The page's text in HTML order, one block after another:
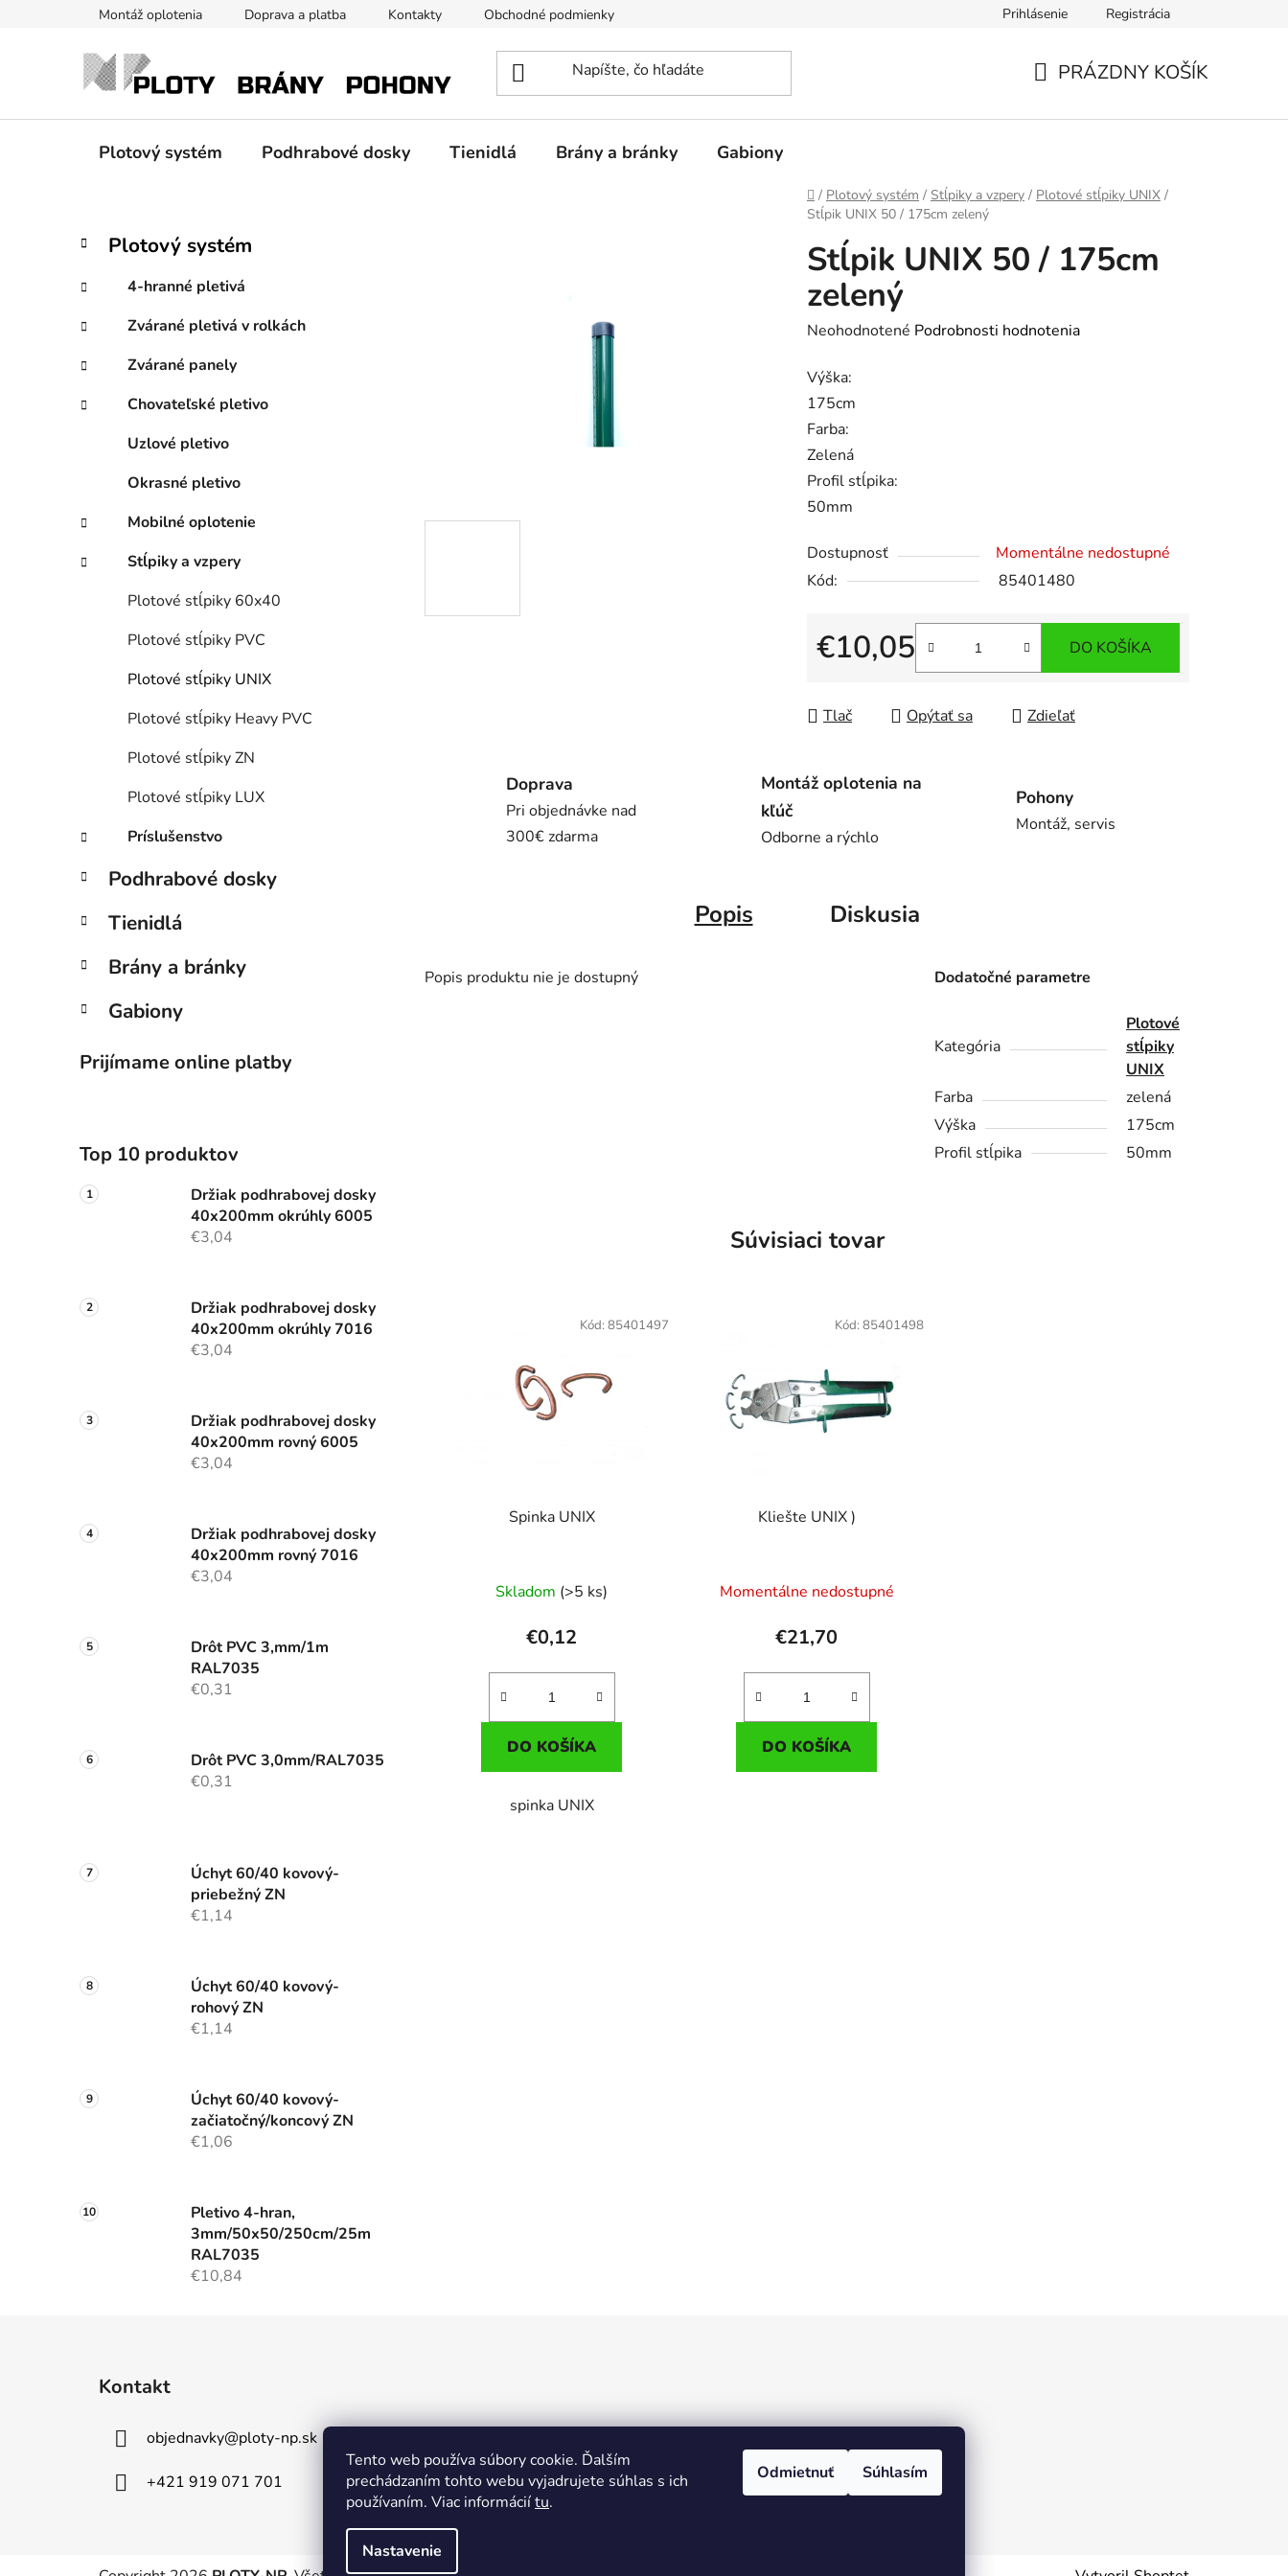
Tento web používa súbory cookie. Ďalším
prechádzaním tohto webu vyjadrujete súhlas s ich
používaním. Viac informáciítu.
Nastavenie
Odmietnuť Súhlasím
Montáž oplotenia Doprava a platba Kontakty Obchodné podmienky Prihlásenie Registrácia
PRÁZDNY KOŠÍK
Plotový systém Podhrabové dosky Tienidlá Brány a bránky Gabiony
Domov
/ Plotový systém / Stĺpiky a vzpery / Plotové stĺpiky UNIX /
Stĺpik UNIX 50 / 175cm zelený
B
č
ý
p
n
Preskočiť
kategórie
K
a
e
g
ó
r
e
Plotový systém
4-hranné pletivá
Zvárané pletivá v rolkách
Zvárané panely
Chovateľské pletivo
Uzlové pletivo
Okrasné pletivo
Mobilné oplotenie
Stĺpiky a vzpery
Plotové stĺpiky 60x40
Plotové stĺpiky PVC
Plotové stĺpiky UNIX
Plotové stĺpiky Heavy PVC
Plotové stĺpiky ZN
Plotové stĺpiky LUX
Príslušenstvo
Podhrabové dosky
Tienidlá
Brány a bránky
Gabiony
Prijímame online platby
Top 10 produktov
Držiak podhrabovej dosky
40x200mm okrúhly 6005
€3,04
Držiak podhrabovej dosky
40x200mm okrúhly 7016
€3,04
Držiak podhrabovej dosky
40x200mm rovný 6005
€3,04
Držiak podhrabovej dosky
40x200mm rovný 7016
€3,04
Drôt PVC 3,mm/1m
RAL7035
€0,31
Drôt PVC 3,0mm/RAL7035
€0,31
Úchyt 60/40 kovový-
priebežný ZN
€1,14
Úchyt 60/40 kovový-
rohový ZN
€1,14
Úchyt 60/40 kovový-
začiatočný/koncový ZN
€1,06
Pletivo 4-hran,
3mm/50x50/250cm/25m
RAL7035
€10,84
Stĺpik UNIX 50 / 175cm
zelený
Priemerné
produktu
je
0,0
z
5
hviezdičiek.
Neohodnotené Podrobnosti hodnotenia
Výška:
175cm
Farba:
Zelená
Profil stĺpika:
50mm
Dostupnosť
Momentálne nedostupné
Kód:
85401480
€10,05
Jednotková cena:
DO KOŠÍKA
Tlač Opýtať sa Zdieľať
Doprava
Pri objednávke nad
300€ zdarma
Montáž oplotenia na
kľúč
Odborne a rýchlo
Pohony
Montáž, servis
Popis Diskusia
Popis produktu nie je dostupný Dodatočné parametre
Kategória
Plotové
stĺpiky
UNIX
Farba
zelená
Výška
175cm
Profil stĺpika
50mm
Súvisiaci tovar
Spinka UNIX
Skladom (>5 ks)
€0,12
DO KOŠÍKA
spinka UNIX
Kód: 85401497
Kliešte UNIX )
Momentálne nedostupné
€21,70
DO KOŠÍKA
Kód: 85401498
Kontakt
objednavky@ploty-np.sk
+421 919 071 701